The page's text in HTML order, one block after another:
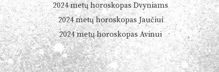
2024 metų horoskopas Dvyniams
2024 metų horoskopas Jaučiui
2024 metų horoskopas Avinui